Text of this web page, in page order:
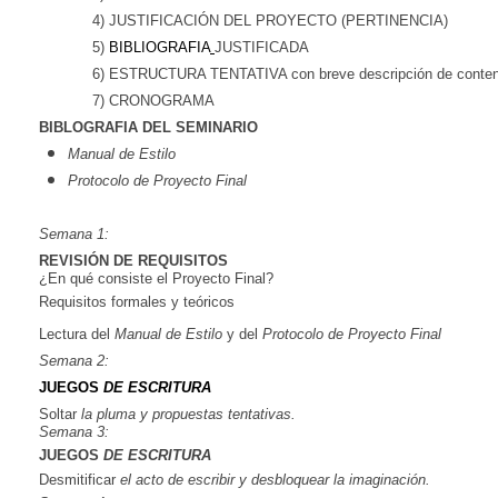
4) JUSTIFICACIÓN DEL PROYECTO (PERTINENCIA)
5) BIBLIOGRAFIA JUSTIFICADA
6) ESTRUCTURA TENTATIVA con breve descripción de
7) CRONOGRAMA
BIBLOGRAFIA DEL SEMINARIO
Manual de Estilo
Protocolo de Proyecto Final
Semana 1:
REVISIÓN DE REQUISITOS
¿En qué consiste el Proyecto Final?
Requisitos formales y teóricos
Lectura del Manual de Estilo y del Protocolo de Proyecto Final
Semana 2:
JUEGOS DE ESCRITURA
Soltar la pluma y propuestas tentativas.
Semana 3:
JUEGOS DE ESCRITURA
Desmitificar el acto de escribir y desbloquear la imaginación.